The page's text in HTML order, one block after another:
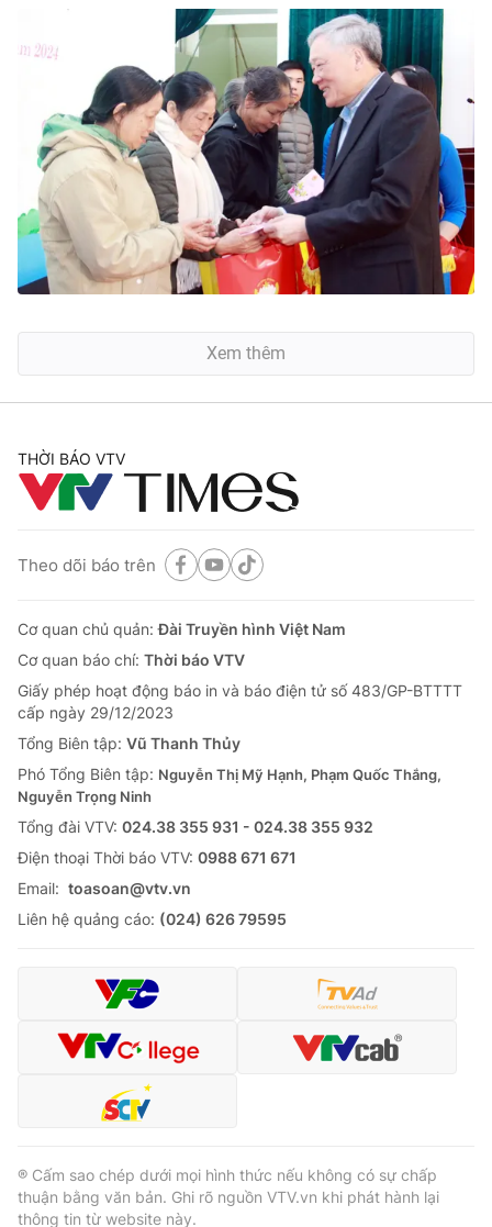
Xem thêm
THỜI BÁO VTV
Theo dõi báo trên
Cơ quan chủ quản:Đài Truyền hình Việt Nam
Cơ quan báo chí: Thời báo VTV
Giấy phép hoạt động báo in và báo điện tử số 483/GP-BTTTT
cấp ngày 29/12/2023
Tổng Biên tập: Vũ Thanh Thủy
Phó Tổng Biên tập: Nguyễn Thị Mỹ Hạnh, Phạm Quốc Thắng,
Nguyễn Trọng Ninh
Tổng đài VTV: 024.38 355 931 - 024.38 355 932
Ðiện thoại Thời báo VTV: 0988 671 671
Email: toasoan@vtv.vn
Liên hệ quảng cáo: (024) 626 79595
® Cấm sao chép dưới mọi hình thức nếu không có sự chấp
thuận bằng văn bản. Ghi rõ nguồn VTV.vn khi phát hành lại
thông tin từ website này.